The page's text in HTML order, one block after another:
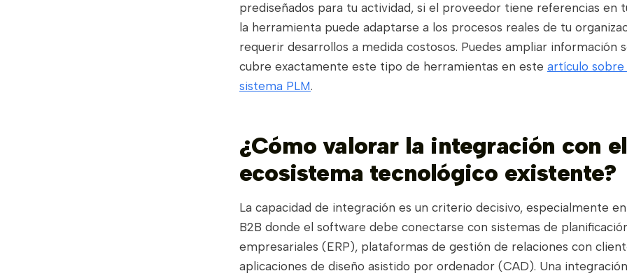
prediseñados para tu actividad, si el proveedor tiene referencias en
la herramienta puede adaptarse a los procesos reales de tu
requerir desarrollos a medida costosos. Puedes ampliar información
cubre exactamente este tipo de herramientas en este artículo sobre
sistema PLM.
¿Cómo valorar la integración con el
ecosistema tecnológico existente?
La capacidad de integración es un criterio decisivo, especialmente
B2B donde el software debe conectarse con sistemas de
empresariales (ERP), plataformas de gestión de relaciones con
aplicaciones de diseño asistido por ordenador (CAD). Una